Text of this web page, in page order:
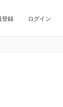
登録 ログイン